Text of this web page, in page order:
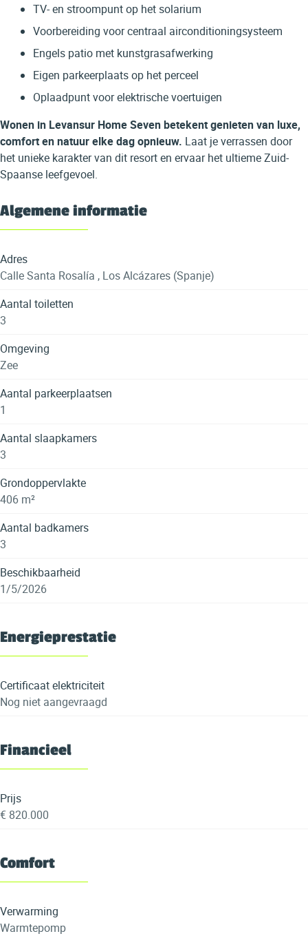
TV- en stroompunt op het solarium
Voorbereiding voor centraal airconditioningsysteem
Engels patio met kunstgrasafwerking
Eigen parkeerplaats op het perceel
Oplaadpunt voor elektrische voertuigen
Wonen in Levansur Home Seven betekent genieten van luxe,
comfort en natuur elke dag opnieuw. Laat je verrassen door
het unieke karakter van dit resort en ervaar het ultieme Zuid-
Spaanse leefgevoel.
Algemene informatie
Adres
Calle Santa Rosalía , Los Alcázares (Spanje)
Aantal toiletten
3
Omgeving
Zee
Aantal parkeerplaatsen
1
Aantal slaapkamers
3
Grondoppervlakte
406 m²
Aantal badkamers
3
Beschikbaarheid
1/5/2026
Energieprestatie
Certificaat elektriciteit
Nog niet aangevraagd
Financieel
Prijs
€ 820.000
Comfort
Verwarming
Warmtepomp